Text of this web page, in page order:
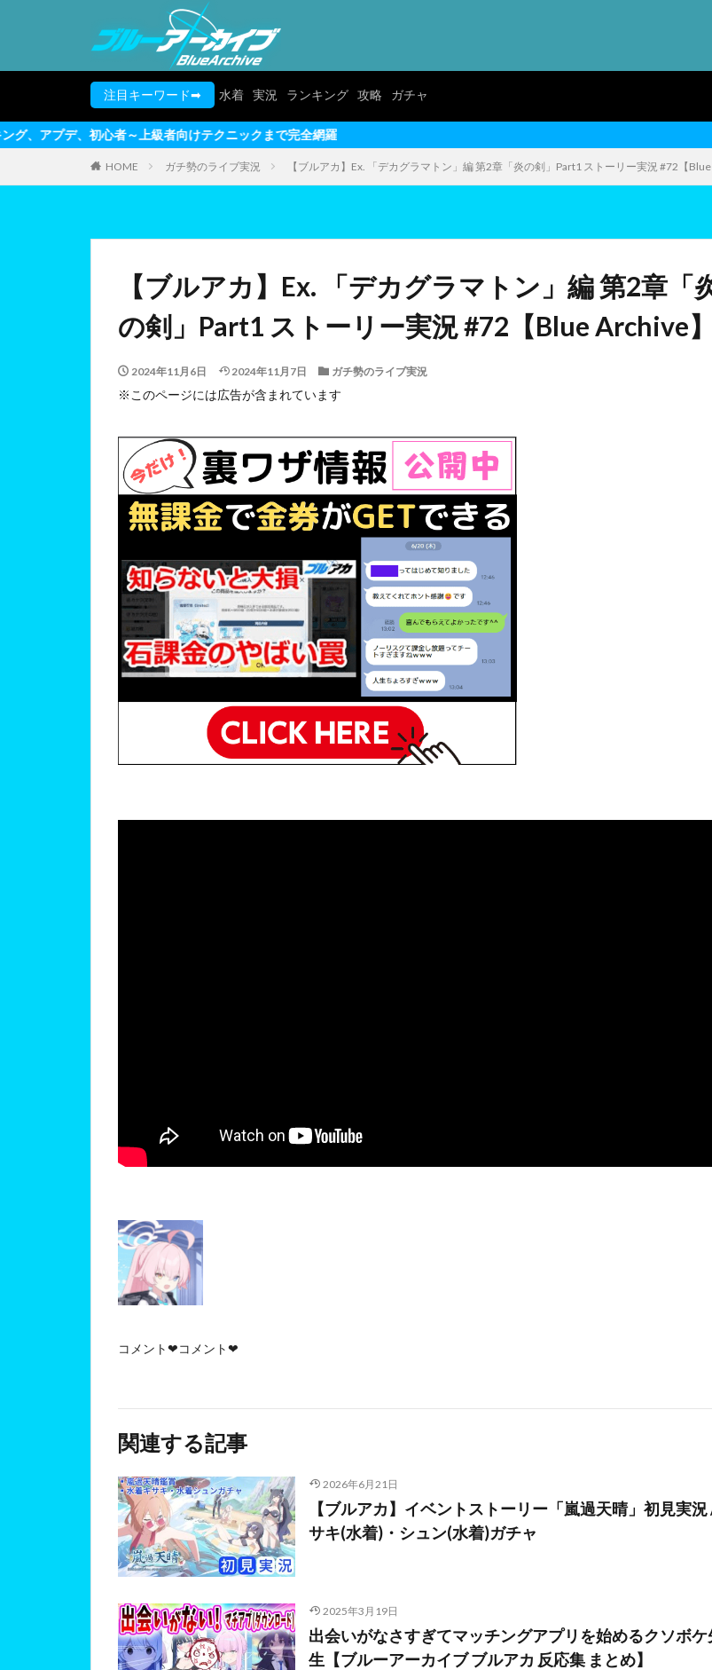
注目キーワード➡ 水着 実況 ランキング 攻略 ガチャ
上級者向けテクニックまで完全網羅
HOME ガチ勢のライブ実況 【ブルアカ】Ex. 「デカグラマトン」編 第2章「炎の剣」Part1 ストーリー実況 #72【Blue
【ブルアカ】Ex. 「デカグラマトン」編 第2章「
の剣」Part1 ストーリー実況 #72【Blue Archive】
2024年11月6日 2024年11月7日 ガチ勢のライブ実況
※このページには広告が含まれています
コメント❤コメント❤
関連する記事
2026年6月21日
【ブルアカ】イベントストーリー「嵐過天晴」初見実況
サキ(水着)・シュン(水着)ガチャ
2025年3月19日
出会いがなさすぎてマッチングアプリを始めるクソボケ
生【ブルーアーカイブ ブルアカ 反応集 まとめ】